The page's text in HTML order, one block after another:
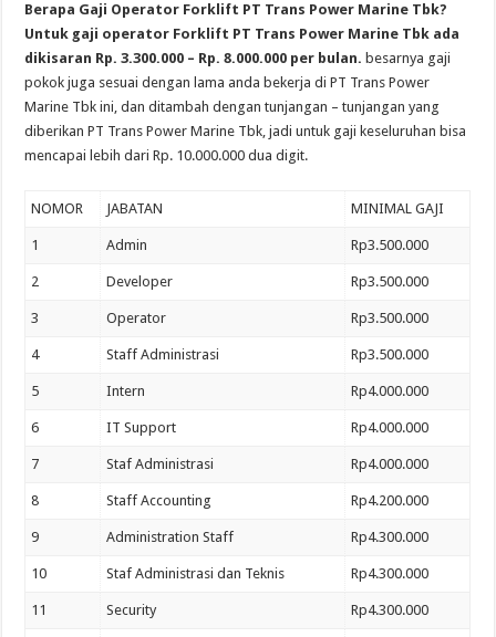
Berapa Gaji Operator Forklift PT Trans Power Marine Tbk?
Untuk gaji operator Forklift PT Trans Power Marine Tbk ada
dikisaran Rp. 3.300.000 – Rp. 8.000.000 per bulan. besarnya gaji
pokok juga sesuai dengan lama anda bekerja di PT Trans Power
Marine Tbk ini, dan ditambah dengan tunjangan – tunjangan yang
diberikan PT Trans Power Marine Tbk, jadi untuk gaji keseluruhan bisa
mencapai lebih dari Rp. 10.000.000 dua digit.
NOMOR JABATAN MINIMAL GAJI
1 Admin Rp3.500.000
2 Developer Rp3.500.000
3 Operator Rp3.500.000
4 Staff Administrasi Rp3.500.000
5 Intern Rp4.000.000
6 IT Support Rp4.000.000
7 Staf Administrasi Rp4.000.000
8 Staff Accounting Rp4.200.000
9 Administration Staff Rp4.300.000
10 Staf Administrasi dan Teknis Rp4.300.000
11 Security Rp4.300.000